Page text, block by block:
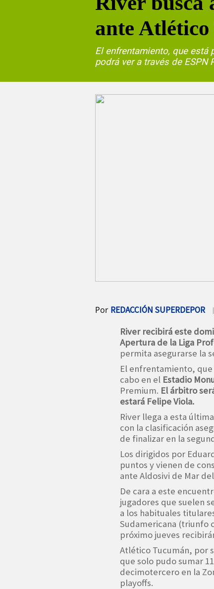
ante
El enfrentamiento, que está
podrá ver a través de ESPN
Por REDACCIÓN SUPERDEPOR
River recibirá este
Apertura de la Liga
permita asegurarse la
El enfrentamiento, que
cabo en el Estadio
Premium. El árbitro
estará Felipe Viola.
River llega a esta
con la clasificación
de finalizar en la
Los dirigidos por
puntos y vienen de
ante Aldosivi de Mar
De cara a este
jugadores que suelen
a los habituales
Sudamericana (triunfo
próximo jueves
Atlético Tucumán, por
que solo pudo sumar
decimotercero en la
playoffs.